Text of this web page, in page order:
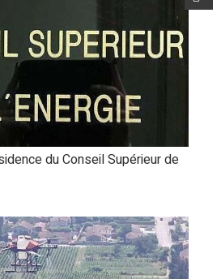
du Conseil Supérieur de